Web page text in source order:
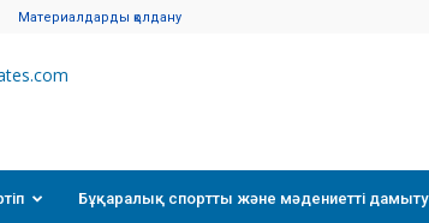
Материалдарды қолдану
Бұқаралық спортты және мәдениетті дамыту